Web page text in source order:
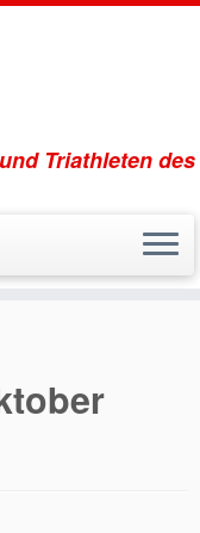
Triathleten des